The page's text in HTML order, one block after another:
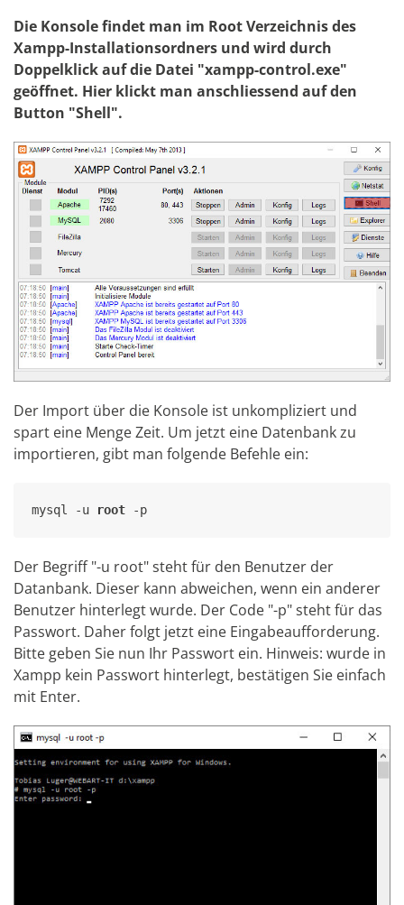
Die Konsole findet man im Root Verzeichnis des
Xampp-Installationsordners und wird durch
Doppelklick auf die Datei "xampp-control.exe"
geöffnet. Hier klickt man anschliessend auf den
Button "Shell".
Der Import über die Konsole ist unkompliziert und
spart eine Menge Zeit. Um jetzt eine Datenbank zu
importieren, gibt man folgende Befehle ein:
mysql -u root -p
Der Begriff "-u root" steht für den Benutzer der
Datanbank. Dieser kann abweichen, wenn ein anderer
Benutzer hinterlegt wurde. Der Code "-p" steht für das
Passwort. Daher folgt jetzt eine Eingabeaufforderung.
Bitte geben Sie nun Ihr Passwort ein. Hinweis: wurde in
Xampp kein Passwort hinterlegt, bestätigen Sie einfach
mit Enter.